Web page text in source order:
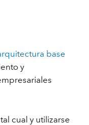
base
y
cual y utilizarse